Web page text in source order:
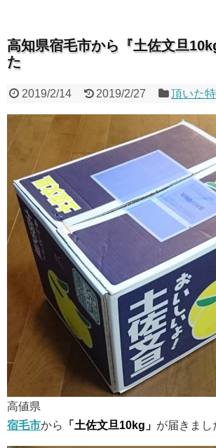
高知県宿毛市から『土佐文旦
た
2019/2/14 2019/2/27 頂いた
高値県
宿毛市から 「土佐文旦10kg」 が届きまし